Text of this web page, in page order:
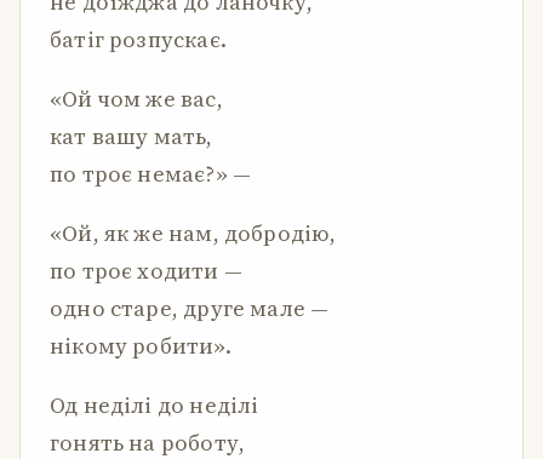
батіг розпускає.
«Ой чом же вас,
кат вашу мать,
по троє немає?» —
«Ой, як же нам, добродію,
по троє ходити —
одно старе, друге мале —
нікому робити».
Од неділі до неділі
гонять на роботу,